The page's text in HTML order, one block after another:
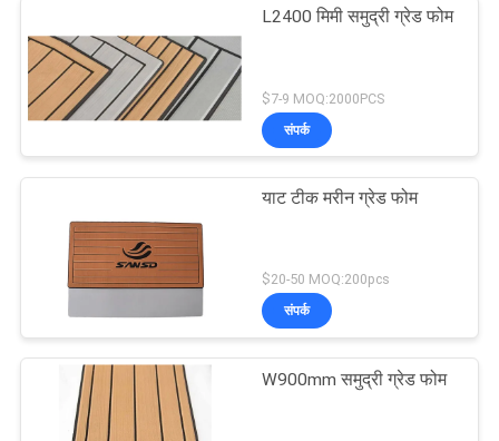
L2400 मिमी समुद्री ग्रेड फोम
$7-9 MOQ:2000PCS
संपर्क
याट टीक मरीन ग्रेड फोम
$20-50 MOQ:200pcs
संपर्क
W900mm समुद्री ग्रेड फोम